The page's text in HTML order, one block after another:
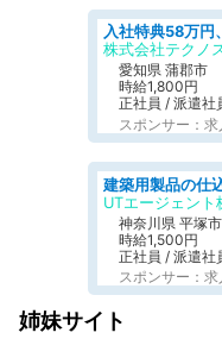
株式会社テクノ
愛知県 蒲郡市
時給1,800円
正社員 / 派遣社
スポンサー：
神奈川県 平塚市
時給1,500円
正社員 / 派遣社
スポンサー：
姉妹サイト